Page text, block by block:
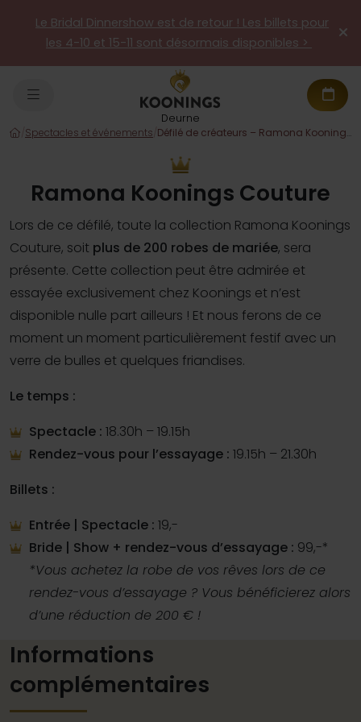
Le Bridal Dinnershow est de retour ! Les billets pour
les 4-10 et 15-11 sont désormais disponibles >
Deurne
Spectacles et événements Défilé de créateurs – Ramona Koonings Couture
Ramona Koonings Couture
Lors de ce défilé, toute la collection Ramona Koonings
Couture, soit plus de 200 robes de mariée, sera
présente. Cette collection peut être admirée et
essayée exclusivement chez Koonings et n’est
disponible nulle part ailleurs ! Et nous ferons de ce
moment un moment particulièrement festif avec un
verre de bulles et quelques friandises.
Le temps :
Spectacle : 18.30h – 19.15h
Rendez-vous pour l’essayage : 19.15h – 21.30h
Billets :
Entrée | Spectacle : 19,-
Bride | Show + rendez-vous d’essayage : 99,-*
*Vous achetez la robe de vos rêves lors de ce
rendez-vous d’essayage ? Vous bénéficierez alors
d’une réduction de 200 € !
Informations
complémentaires